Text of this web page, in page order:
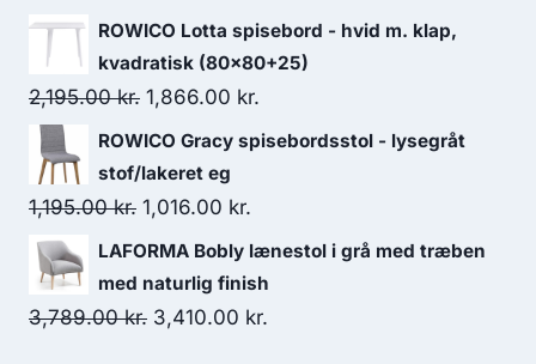
ROWICO Lotta spisebord - hvid m. klap,
kvadratisk (80x80+25)
2,195.00kr. 1,866.00 kr.
ROWICO Gracy spisebordsstol - lysegråt
stof/lakeret eg
1,195.00kr. 1,016.00 kr.
LAFORMA Bobly lænestol i grå med træben
med naturlig finish
3,789.00kr. 3,410.00 kr.